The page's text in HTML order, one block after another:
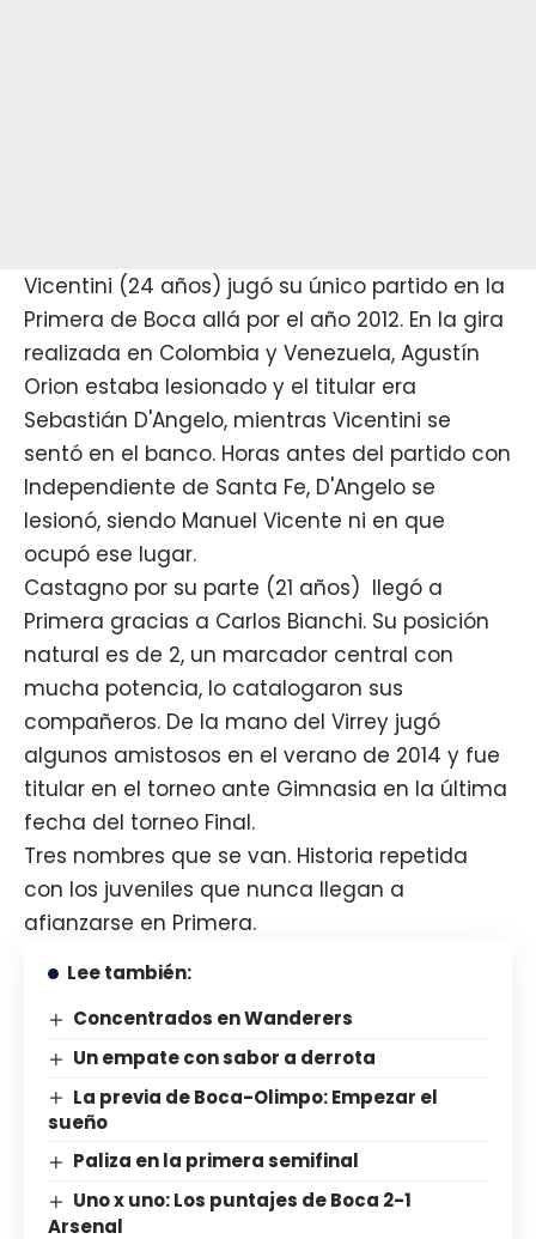
Vicentini (24 años) jugó su único partido en la
Primera de Boca allá por el año 2012. En la gira
realizada en Colombia y Venezuela, Agustín
Orion estaba lesionado y el titular era
Sebastián D'Angelo, mientras Vicentini se
sentó en el banco. Horas antes del partido con
Independiente de Santa Fe, D'Angelo se
lesionó, siendo Manuel Vicente ni en que
ocupó ese lugar.
Castagno por su parte (21 años) llegó a
Primera gracias a Carlos Bianchi. Su posición
natural es de 2, un marcador central con
mucha potencia, lo catalogaron sus
compañeros. De la mano del Virrey jugó
algunos amistosos en el verano de 2014 y fue
titular en el torneo ante Gimnasia en la última
fecha del torneo Final.
Tres nombres que se van. Historia repetida
con los juveniles que nunca llegan a
afianzarse en Primera.
Lee también:
Concentrados en Wanderers
Un empate con sabor a derrota
La previa de Boca-Olimpo: Empezar el
sueño
Paliza en la primera semifinal
Uno x uno: Los puntajes de Boca 2-1
Arsenal